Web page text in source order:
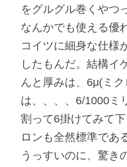
をグルグル巻くやつ
なんかでも使える優
コイツに細身な仕様
したもんだ。結構イ
んと厚みは、6μ(ミ
は、、、、6/1000ミ
割って6掛けてみて
ロンも全然標準であ
うっすいのに、驚き